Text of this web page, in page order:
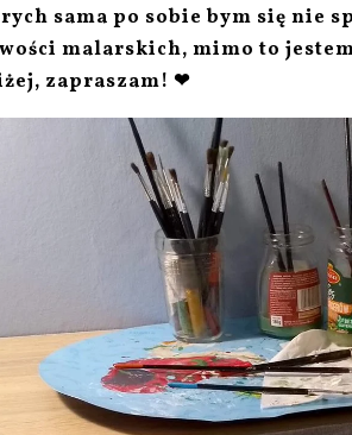
sama po sobie bym się nie
malarskich, mimo to
zapraszam! ❤